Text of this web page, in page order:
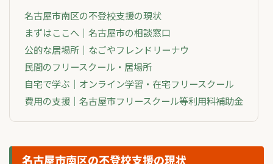
名古屋市南区の不登校支援の現状
まずはここへ｜名古屋市の相談窓口
公的な居場所｜なごやフレンドリーナウ
民間のフリースクール・居場所
自宅で学ぶ｜オンライン学習・在宅フリースクール
費用の支援｜名古屋市フリースクール等利用料補助金
名古屋市南区の不登校支援の現状